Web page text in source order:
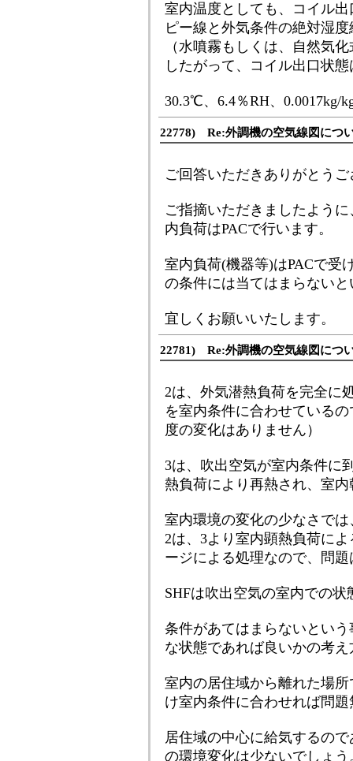
室内温度としても、コイル
ピー線と外気条件の絶対湿
（水噴霧もしくは、自然気
したがって、コイル出口状
30.3℃、6.4％RH、0.0017kg/
22778) Re:外調機の空気線図につ
ご回答いただきありがとう
ご指摘いただきましたよう
内負荷はPACで行います。
室内負荷(機器等)はPACで受
の条件には当てはまらない
宜しくお願いいたします。
22781) Re:外調機の空気線図につ
2は、外気潜熱負荷を完全に
を室内条件に合わせている
度の変化はありません）
3は、吹出空気が室内条件に
熱負荷により再熱され、室
室内環境の変化の少なさで
2は、3より室内顕熱負荷に
ージによる処理なので、問
SHFは吹出空気の室内での状
条件があてはまらないとい
な状態であれば良いかの考
室内の居住域から離れた場
け室内条件に合わせれば問
居住域の中心に給気するの
の環境変化は少ないでしょう